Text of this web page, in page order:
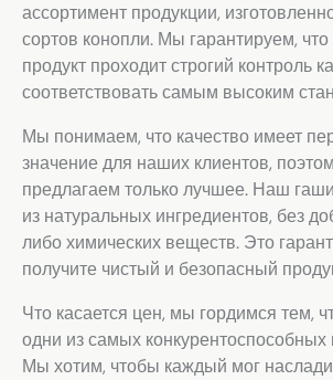
ассортимент продукции,
сортов конопли. Мы гарантируем,
продукт проходит строгий контроль
соответствовать самым высоким
Мы понимаем, что качество имеет
значение для наших клиентов,
предлагаем только лучшее. Наш
из натуральных ингредиентов, без
либо химических веществ. Это
получите чистый и безопасный
Что касается цен, мы гордимся тем,
одни из самых
Мы хотим, чтобы каждый мог